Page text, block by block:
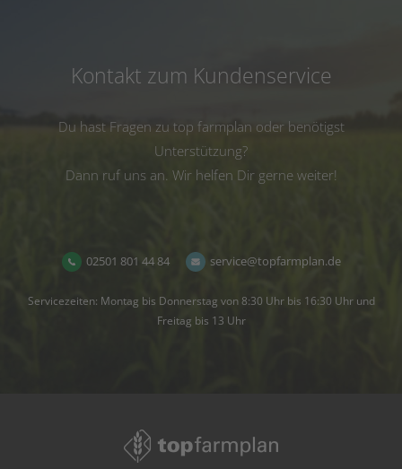
Kontakt zum Kundenservice
Du hast Fragen zu top farmplan oder benötigst
Unterstützung?
Dann ruf uns an. Wir helfen Dir gerne weiter!
02501 801 44 84 service@topfarmplan.de
Servicezeiten: Montag bis Donnerstag von 8:30 Uhr bis 16:30 Uhr und
Freitag bis 13 Uhr